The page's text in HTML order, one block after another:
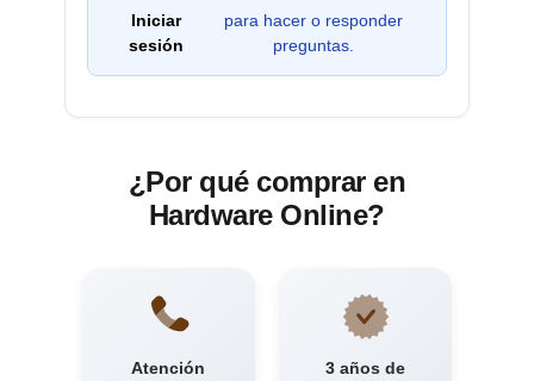
Iniciar
sesión
para hacer o responder
preguntas.
¿Por qué comprar en
Hardware Online?
Atención
3 años de